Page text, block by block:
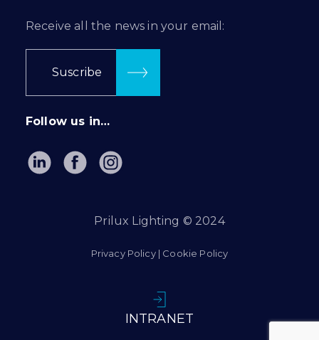
Receive all the news in your email:
Suscribe
Follow us in…
Prilux Lighting © 2024
Privacy Policy| Cookie Policy
INTRANET